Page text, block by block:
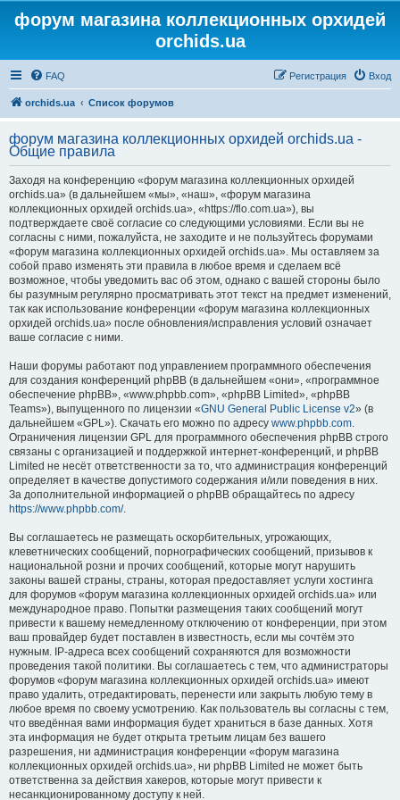
форум магазина коллекционных орхидей
orchids.ua
FAQ Вход
Регистрация
orchids.ua Список форумов
форум магазина коллекционных орхидей orchids.ua -
Общие правила
Заходя на конференцию «форум магазина коллекционных орхидей
orchids.ua» (в дальнейшем «мы», «наш», «форум магазина
коллекционных орхидей orchids.ua», «https://flo.com.ua»), вы
подтверждаете своё согласие со следующими условиями. Если вы не
согласны с ними, пожалуйста, не заходите и не пользуйтесь форумами
«форум магазина коллекционных орхидей orchids.ua». Мы оставляем за
собой право изменять эти правила в любое время и сделаем всё
возможное, чтобы уведомить вас об этом, однако с вашей стороны было
бы разумным регулярно просматривать этот текст на предмет изменений,
так как использование конференции «форум магазина коллекционных
орхидей orchids.ua» после обновления/исправления условий означает
ваше согласие с ними.
Наши форумы работают под управлением программного обеспечения
для создания конференций phpBB (в дальнейшем «они», «программное
обеспечение phpBB», «www.phpbb.com», «phpBB Limited», «phpBB
Teams»), выпущенного по лицензии «GNU General Public License v2» (в
дальнейшем «GPL»). Скачать его можно по адресу www.phpbb.com.
Ограничения лицензии GPL для программного обеспечения phpBB строго
связаны с организацией и поддержкой интернет-конференций, и phpBB
Limited не несёт ответственности за то, что администрация конференций
определяет в качестве допустимого содержания и/или поведения в них.
За дополнительной информацией о phpBB обращайтесь по адресу
https://www.phpbb.com/.
Вы соглашаетесь не размещать оскорбительных, угрожающих,
клеветнических сообщений, порнографических сообщений, призывов к
национальной розни и прочих сообщений, которые могут нарушить
законы вашей страны, страны, которая предоставляет услуги хостинга
для форумов «форум магазина коллекционных орхидей orchids.ua» или
международное право. Попытки размещения таких сообщений могут
привести к вашему немедленному отключению от конференции, при этом
ваш провайдер будет поставлен в известность, если мы сочтём это
нужным. IP-адреса всех сообщений сохраняются для возможности
проведения такой политики. Вы соглашаетесь с тем, что администраторы
форумов «форум магазина коллекционных орхидей orchids.ua» имеют
право удалить, отредактировать, перенести или закрыть любую тему в
любое время по своему усмотрению. Как пользователь вы согласны с тем,
что введённая вами информация будет храниться в базе данных. Хотя
эта информация не будет открыта третьим лицам без вашего
разрешения, ни администрация конференции «форум магазина
коллекционных орхидей orchids.ua», ни phpBB Limited не может быть
ответственна за действия хакеров, которые могут привести к
несанкционированному доступу к ней.